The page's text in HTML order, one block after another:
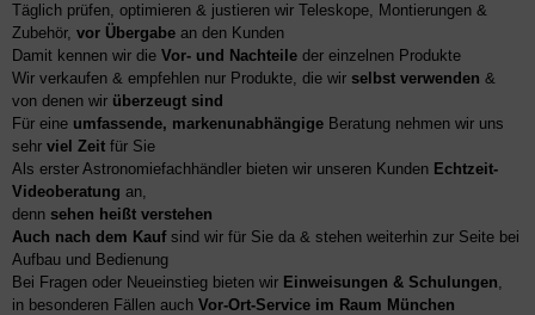
Täglich prüfen, optimieren & justieren wir Teleskope, Montierungen &
Zubehör, vor Übergabe an den Kunden
Damit kennen wir die Vor- und Nachteile der einzelnen Produkte
Wir verkaufen & empfehlen nur Produkte, die wir selbst verwenden &
von denen wir überzeugt sind
Für eine umfassende, markenunabhängige Beratung nehmen wir uns
sehr viel Zeit für Sie
Als erster Astronomiefachhändler bieten wir unseren Kunden Echtzeit-
Videoberatung an,
denn sehen heißt verstehen
Auch nach dem Kaufsind wir für Sie da & stehen weiterhin zur Seite bei
Aufbau und Bedienung
Bei Fragen oder Neueinstieg bieten wir Einweisungen & Schulungen,
in besonderen Fällen auch Vor-Ort-Service im Raum München